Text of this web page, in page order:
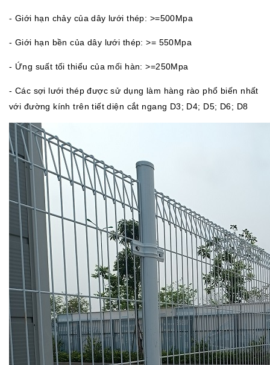
- Giới hạn chảy của dây lưới thép: >=500Mpa
- Giới hạn bền của dây lưới thép: >= 550Mpa
- Ứng suất tối thiểu của mối hàn: >=250Mpa
- Các sợi lưới thép được sử dụng làm hàng rào phổ biến nhất
với đường kính trên tiết diện cắt ngang D3; D4; D5; D6; D8